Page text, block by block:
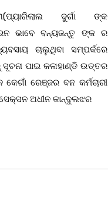
03/ 26: ସାମାଜିକ ଅନୁଷ୍ଠାନ
ସ୍ଥାନୀୟ ସିଆରପି
ଠାରେ "ବିଶ୍ୱ ମହିଳା ଦିବସ
ବିଜୟ କୁମାର ପ୍ରଧାନଙ୍କ
ରେ ଅନୁଷ୍ଠିତ ହୋଇ